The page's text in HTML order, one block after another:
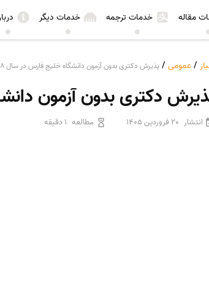
مقاله خدمات ترجمه خدمات دیگر
/عمومی / پذیرش دکتری بدون آزمون دانشگاه خلیج فارس در سال 98
دکتری بدون آزمون
انتشار 20 فروردین 1405 مطالعه 1 دقیقه